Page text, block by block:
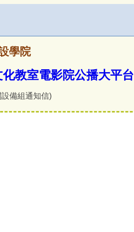
學院
教室電影院公播大平台
備組通知信)